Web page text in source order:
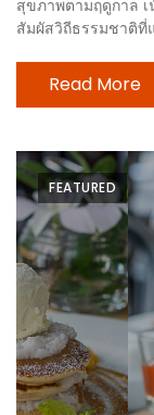
200
ชี้
ความ
อร่อย
ตาม
รอย
น้า
ชวน
หิว
สุขภาพตามฤดูกาล
สัมผัสวิถีธรรมชาติที่
Read More
FEATURED